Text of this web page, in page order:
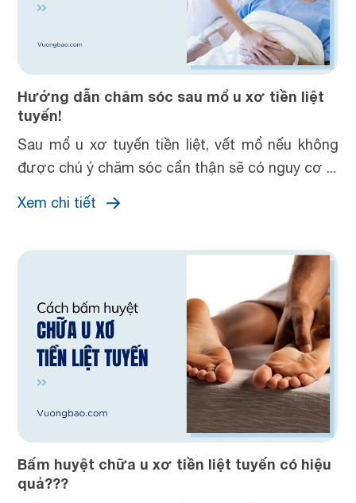
Hướng dẫn chăm sóc sau mổ u xơ tiền liệt
tuyến!
Sau mổ u xơ tuyến tiền liệt, vết mổ nếu không
được chú ý chăm sóc cẩn thận sẽ có nguy cơ ...
Xem chi tiết
Bấm huyệt chữa u xơ tiền liệt tuyến có hiệu
quả???